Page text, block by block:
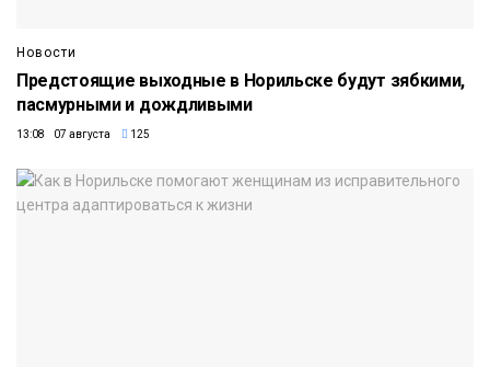
Новости
Предстоящие выходные в Норильске будут зябкими,
пасмурными и дождливыми
13:08 07 августа 125